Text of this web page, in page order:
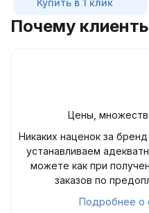
Купить в 1 клик
Почему
Цены,
Никаких наценок за
устанавливаем
можете как при
заказов по
Подробнее о